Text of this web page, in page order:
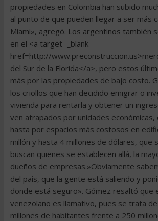
propiedades en Colombia han subido
al punto de que pueden llegar a ser más
Miami», agregó. Los argentinos también
en el <a target=_blank
href=http://
del Sur de la Florida</a>, pero estos
más por las propiedades de bajo costo.
los criollos que han decidido emigrar o
vivienda para rentarla y obtener un
ven atrapados por unidades
hasta por espacios más costosos en
millón y hasta 4 millones de dólares, que
buscan quienes se establecen allá, la
dueños de empresas.»Obviamente
del país, que la gente está saliendo y
donde está seguro». Gómez resaltó que
venezolano es llamativo, pues se trata
millones de habitantes frente a 250